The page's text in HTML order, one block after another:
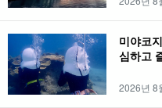
미야코
심하고
2026년 8